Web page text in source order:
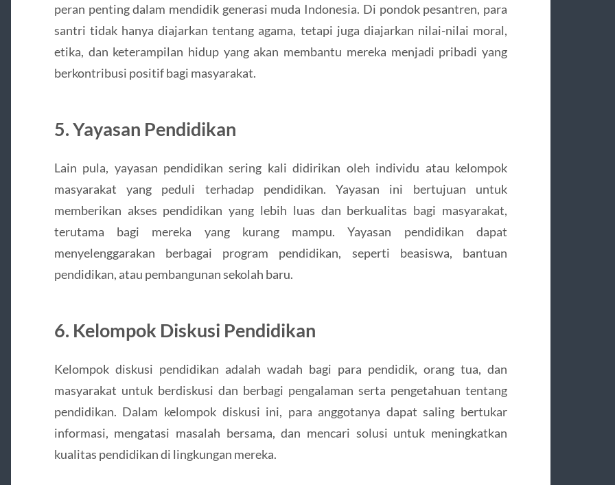
peran penting dalam mendidik generasi muda Indonesia. Di pondok pesantren, para
santri tidak hanya diajarkan tentang agama, tetapi juga diajarkan nilai-nilai moral,
etika, dan keterampilan hidup yang akan membantu mereka menjadi pribadi yang
berkontribusi positif bagi masyarakat.
5. Yayasan Pendidikan
Lain pula, yayasan pendidikan sering kali didirikan oleh individu atau kelompok
masyarakat yang peduli terhadap pendidikan. Yayasan ini bertujuan untuk
memberikan akses pendidikan yang lebih luas dan berkualitas bagi masyarakat,
terutama bagi mereka yang kurang mampu. Yayasan pendidikan dapat
menyelenggarakan berbagai program pendidikan, seperti beasiswa, bantuan
pendidikan, atau pembangunan sekolah baru.
6. Kelompok Diskusi Pendidikan
Kelompok diskusi pendidikan adalah wadah bagi para pendidik, orang tua, dan
masyarakat untuk berdiskusi dan berbagi pengalaman serta pengetahuan tentang
pendidikan. Dalam kelompok diskusi ini, para anggotanya dapat saling bertukar
informasi, mengatasi masalah bersama, dan mencari solusi untuk meningkatkan
kualitas pendidikan di lingkungan mereka.